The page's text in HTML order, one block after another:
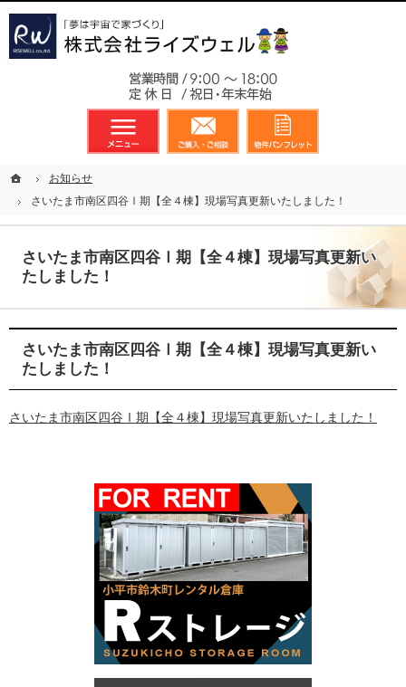
ホームお知らせ
さいたま市南区四谷Ⅰ期【全４棟】現場写真更新いたしました！
さいたま市南区四谷Ⅰ期【全４棟】現場写真更新い
たしました！
さいたま市南区四谷Ⅰ期【全４棟】現場写真更新い
たしました！
さいたま市南区四谷Ⅰ期【全４棟】現場写真更新いたしました！
メニュー 資料請求・お問合せ
ホームお知らせ
さいたま市南区四谷Ⅰ期【全４棟】現場写真更新いたしました！